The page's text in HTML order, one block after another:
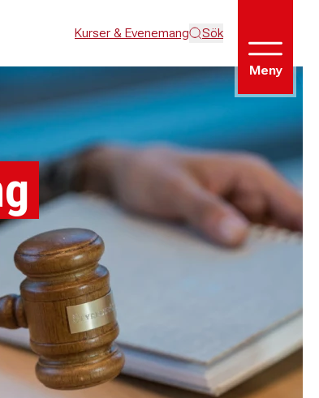
Kurser & Evenemang Sök
Meny